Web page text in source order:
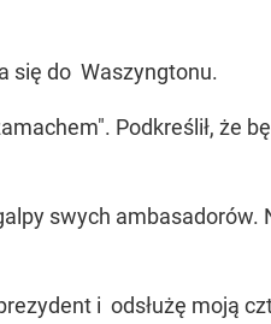
się do Waszyngtonu.
Podkreślił, że
swych ambasadorów.
i odsłużę moją